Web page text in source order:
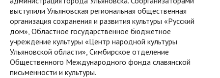
выступили Ульяновская региональная общественная
организация сохранения и развития культуры «Русский
дом», Областное государственное бюджетное
учреждение культуры «Центр народной культуры
Ульяновской области», Симбирское отделение
Общественного Международного фонда славянской
письменности и культуры.